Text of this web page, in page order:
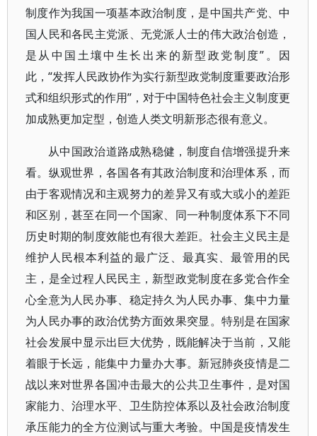
制度作为我国一项基本政治制度，是中国共产党、中
国人民和各民主党派、无党派人士的伟大政治创造，
是从中国土壤中生长出来的新型政党制度”。因
此，“发挥人民政协作为实行新型政党制度重要政治形
式和组织形式的作用”，对于中国特色社会主义制度更
加成熟更加定型，创造人类文明新形态很有意义。
从中国政治道路成熟稳健，制度自信增强提升来
看。纵观世界，各国各有其政治制度和治理体系，而
由于客观情况和主观努力的差异又有或大或小的差距
和区别，甚至在同一个国家、同一种制度体系下不同
历史时期的制度效能也有很大差距。社会主义民主是
维护人民根本利益的最广泛、最真实、最管用的民
主，是全过程人民民主，新型政党制度在多党合作全
心全意为人民办事、稳定持久为人民办事、集中力量
为人民办事的政治优势方面效果突显。特别是在国家
社会发展中显示出巨大优势，既能解决于当前，又能
着眼于长远，能集中力量办大事。新冠肺炎疫情是二
战以来对世界各国冲击最大的公共卫生事件，是对国
家能力、治理水平、卫生防控体系以及社会政治制度
承压能力的全方位测试与重大考验。中国是疫情发生